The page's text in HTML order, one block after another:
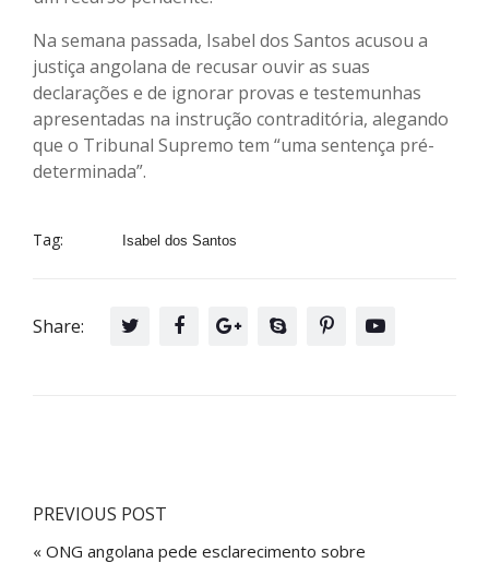
Na semana passada, Isabel dos Santos acusou a
justiça angolana de recusar ouvir as suas
declarações e de ignorar provas e testemunhas
apresentadas na instrução contraditória, alegando
que o Tribunal Supremo tem “uma sentença pré-
determinada”.
Tag: Isabel dos Santos
Share:
PREVIOUS POST
« ONG angolana pede esclarecimento sobre